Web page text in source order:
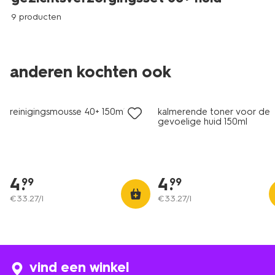
9 producten
anderen kochten ook
reinigingsmousse 40+ 150ml
4.
99
€33.27/l
kalmerende toner voor de
gevoelige huid 150ml
4.
99
€33.27/l
vind een winkel